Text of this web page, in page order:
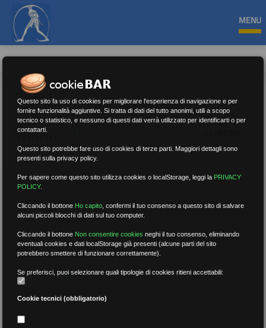
MENU
Multimedia
CERCA MULTIMEDIA:
per tipologia
Video
Questo sito fa uso di cookies per migliorare l'esperienza di navigazione e per
fornire funzionalità aggiuntive. Si tratta di dati del tutto anonimi, utili a scopo
tecnico o statistico, e nessuno di questi dati verrà utilizzato per identificarti o per
contattarti.
Questo sito potrebbe fare uso di cookies di terze parti. Maggiori dettagli sono
presenti sulla privacy policy.
Per sapere come questo sito utilizza cookies o localStorage, leggi la PRIVACY
POLICY.
Cliccando il bottone Ho capito,confermi il tuo consenso a questo sito di salvare
alcuni piccoli blocchi di dati sul tuo computer.
Cliccando il bottone Non consentire cookies neghi il tuo consenso, eliminando
eventuali cookies e dati localStorage già presenti (alcune parti del sito
potrebbero smettere di funzionare correttamente).
Se preferisci, puoi selezionare quali tipologie di cookies ritieni accettabili:
Cookie tecnici (obbligatorio)